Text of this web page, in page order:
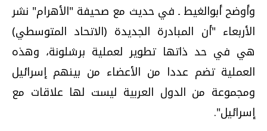
وأوضح أبوالغيط ـ في حديث مع صحيفة "الأهرام" نشر
الأربعاء "أن المبادرة الجديدة (الاتحاد المتوسطي)
هي في حد ذاتها تطوير لعملية برشلونة، وهذه
العملية تضم عددا من الأعضاء من بينهم إسرائيل
ومجموعة من الدول العربية ليست لها علاقات مع
إسرائيل".